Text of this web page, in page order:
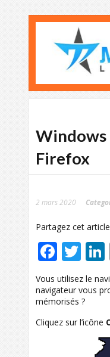
Windows
Firefox
2 mars 2020
Partagez cet
Vous utilisez le
navigateur vous
mémorisés ?
Cliquez sur l’icône